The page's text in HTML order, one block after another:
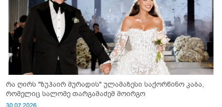
რა ღირს "ზუჰაირ მურადის" ულამაზესი საქორწინო კაბა,
რომელიც სალომე თარგამაძემ მოირგო